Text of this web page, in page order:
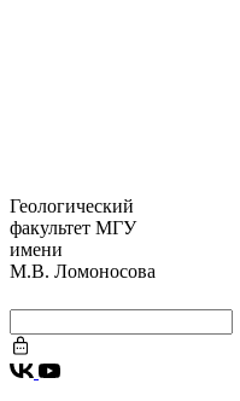
Геологический
факультет МГУ
имени
М.В. Ломоносова